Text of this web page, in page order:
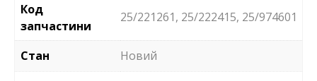
Код
запчастини
25/221261, 25/222415, 25/974601
Стан
Новий